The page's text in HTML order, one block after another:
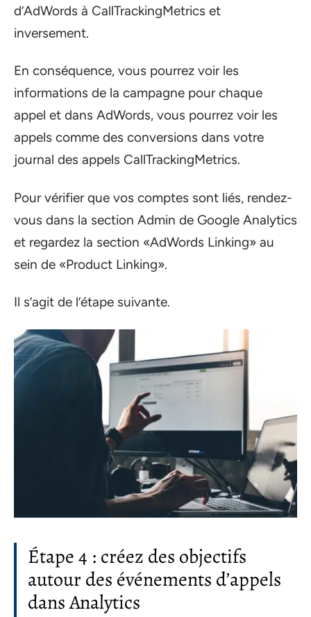
d’AdWords à CallTrackingMetrics et
inversement.
En conséquence, vous pourrez voir les
informations de la campagne pour chaque
appel et dans AdWords, vous pourrez voir les
appels comme des conversions dans votre
journal des appels CallTrackingMetrics.
Pour vérifier que vos comptes sont liés, rendez-
vous dans la section Admin de Google Analytics
et regardez la section «AdWords Linking» au
sein de «Product Linking».
Il s’agit de l’étape suivante.
Étape 4 : créez des objectifs
autour des événements d’appels
dans Analytics